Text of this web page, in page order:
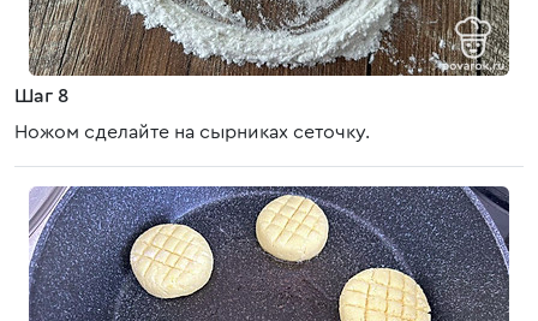
Шаг 8
Ножом сделайте на сырниках сеточку.